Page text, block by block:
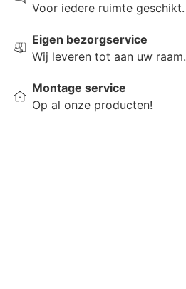
Voor iedere ruimte geschikt.
Eigen bezorgservice
Wij leveren tot aan uw raam.
Montage service
Op al onze producten!